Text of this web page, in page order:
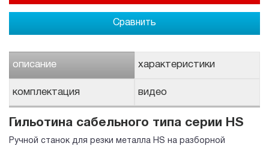
Сравнить
описание характеристики
комплектация видео
Гильотина сабельного типа серии HS
Ручной станок для резки металла HS на разборной